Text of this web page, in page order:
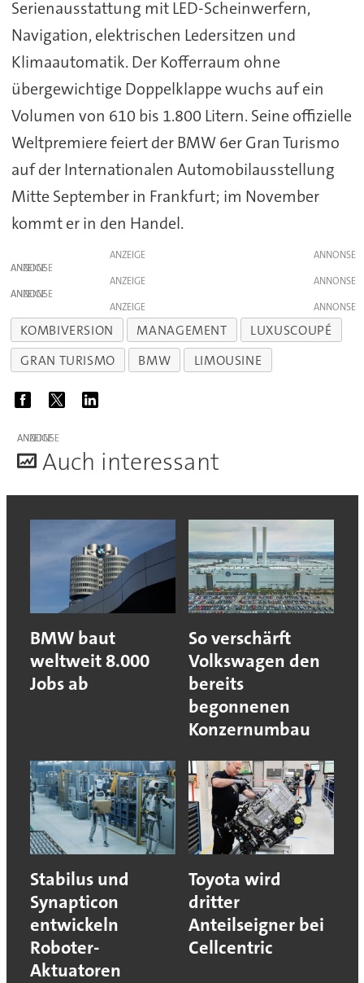
Serienausstattung mit LED-Scheinwerfern,
Navigation, elektrischen Ledersitzen und
Klimaautomatik. Der Kofferraum ohne
übergewichtige Doppelklappe wuchs auf ein
Volumen von 610 bis 1.800 Litern. Seine offizielle
Weltpremiere feiert der BMW 6er Gran Turismo
auf der Internationalen Automobilausstellung
Mitte September in Frankfurt; im November
kommt er in den Handel.
ANZEIGE
ANZEIGE
ANZEIGE
ANZEIGE
ANZEIGE
KOMBIVERSION MANAGEMENT
LUXUSCOUPÉ
GRAN TURISMO
BMW LIMOUSINE
ANZEIGE
Auch interessant
BMW baut
weltweit 8.000
Jobs ab
So verschärft
Volkswagen den
bereits
begonnenen
Konzernumbau
Stabilus und
Synapticon
entwickeln
Roboter-
Aktuatoren
Toyota wird
dritter
Anteilseigner bei
Cellcentric